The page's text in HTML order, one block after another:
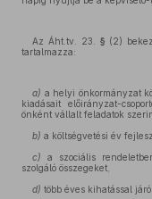
Az Áht.tv. 23. § (2)
tartalmazza:
a) a helyi önkormányzat
kiadásait előirányzat-
önként vállalt feladatok
b) a költségvetési év
c) a szociális
szolgáló összegeket,
d) több éves kihatással